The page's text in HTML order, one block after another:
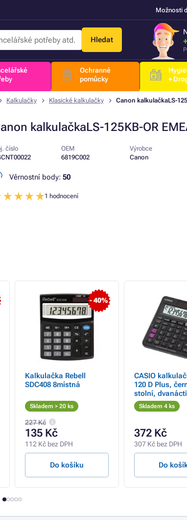
Možnosti
Hledat
Ochranné
pomůcky
+
Kalkulačky Klasické kalkulačky Canon kalkulačkaLS-
kalkulačkaLS-125KB-OR
číslo
OEM
6819C002
Výrobce
Canon
Věrnostní body: 50
1 hodnocení
- 40%
Kalkulačka Rebell
SDC408 8místná
Skladem > 20 ks
227 Kč
135 Kč
112 Kč bez DPH
Do košíku
CASIO
120 D Plus,
stolní,
Skladem 4 ks
372 Kč
307 Kč bez DPH
Do